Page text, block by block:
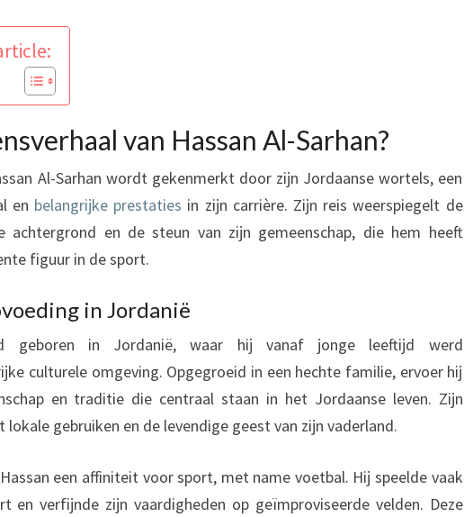
van Hassan Al-Sarhan?
Al-Sarhan wordt gekenmerkt door zijn Jordaanse wortels, een
en belangrijke prestaties in zijn carrière. Zijn reis weerspiegelt de
achtergrond en de steun van zijn gemeenschap, die hem heeft
figuur in de sport.
in Jordanië
geboren in Jordanië, waar hij vanaf jonge leeftijd werd
culturele omgeving. Opgegroeid in een hechte familie, ervoer hij
en traditie die centraal staan in het Jordaanse leven. Zijn
gebruiken en de levendige geest van zijn vaderland.
een affiniteit voor sport, met name voetbal. Hij speelde vaak
en verfijnde zijn vaardigheden op geïmproviseerde velden. Deze